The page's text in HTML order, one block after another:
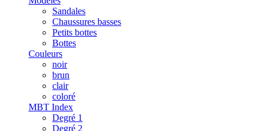
Sandales
Chaussures basses
Petits bottes
Bottes
Couleurs
noir
brun
clair
coloré
MBT Index
Degré 1
Degré 2